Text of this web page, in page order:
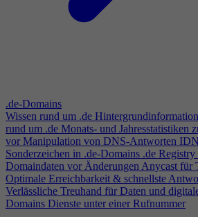
.de-Domains
Wissen rund um .de
rund um .de Monats- und Jahresstatistiken
vor Manipulation von DNS-Antworten
Sonderzeichen in .de-Domains .de
Domaindaten vor ÄnderungenAnycast für
Optimale Erreichbarkeit & schnellste
Verlässliche Treuhand für Daten und
Domains Dienste unter einer Rufnummer